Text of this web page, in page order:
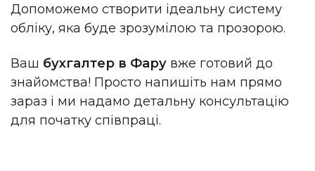
Допоможемо створити ідеальну систему
обліку, яка буде зрозумілою та прозорою.
Ваш бухгалтер в Фару вже готовий до
знайомства! Просто напишіть нам прямо
зараз і ми надамо детальну консультацію
для початку співпраці.